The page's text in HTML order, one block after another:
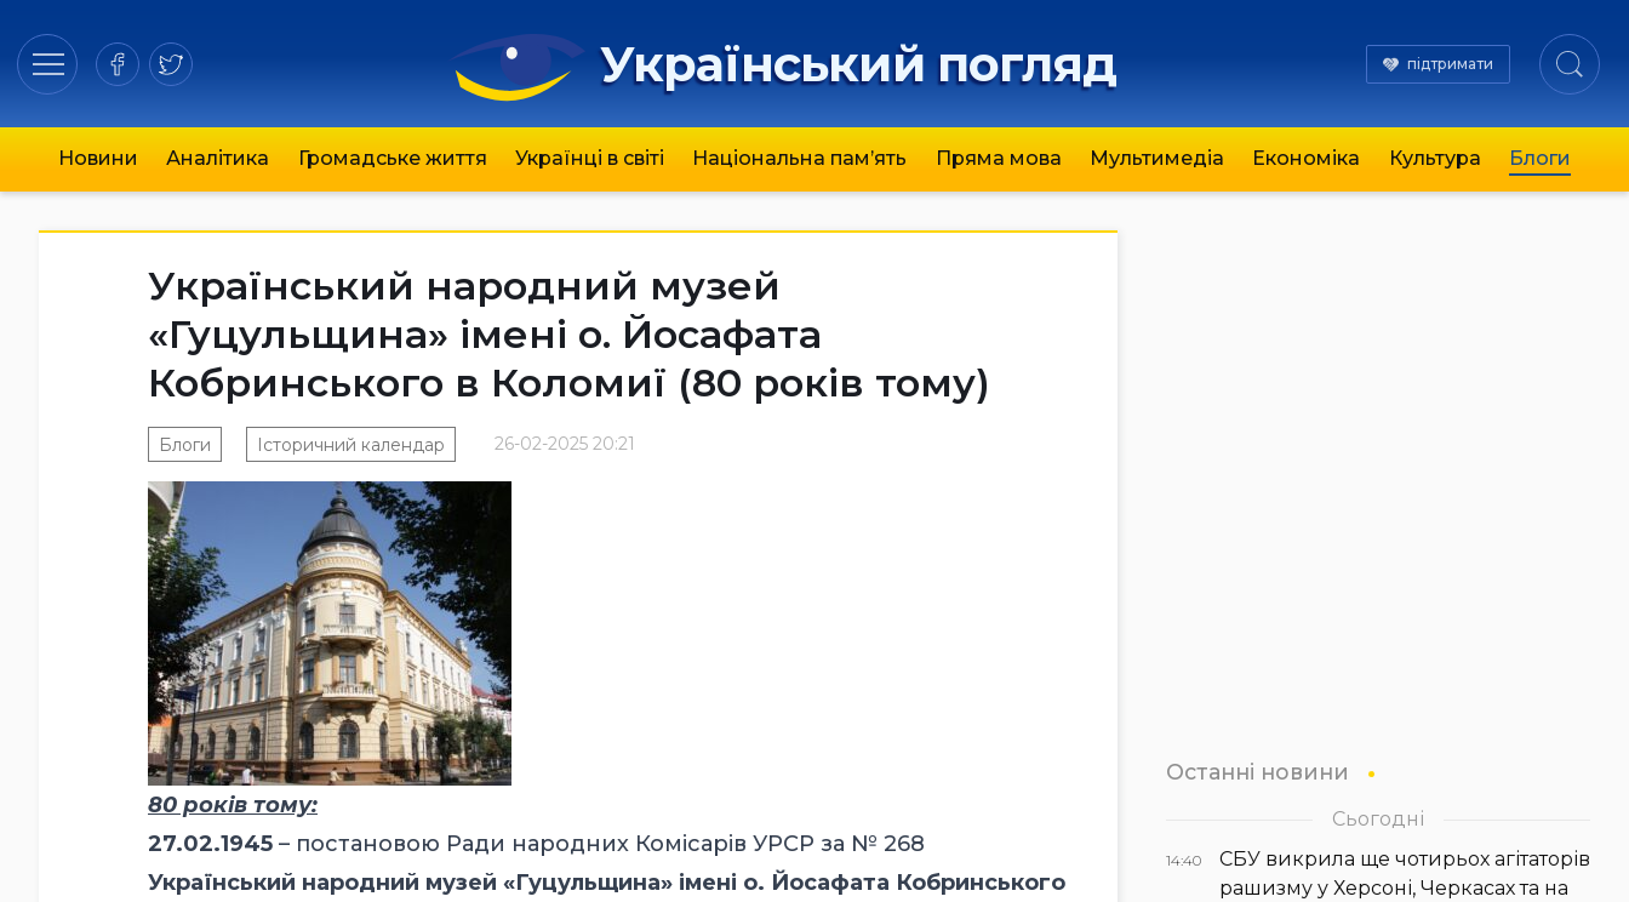
Український погляд підтримати
Новини Аналітика Громадське життя Українці в світі Національна пам’ять Пряма мова Мультимедіа Економіка Культура Блоги
Український народний музей
«Гуцульщина» імені о. Йосафата
Кобринського в Коломиї (80 років тому)
26-02-2025 20:21
Блоги Історичний календар
80 років тому:
27.02.1945 – постановою Ради народних Комісарів УРСР за № 268
Український народний музей «Гуцульщина» імені о. Йосафата Кобринського
Останні новини
Сьогодні
14:40
СБУ викрила ще чотирьох агітаторів
рашизму у Херсоні, Черкасах та на